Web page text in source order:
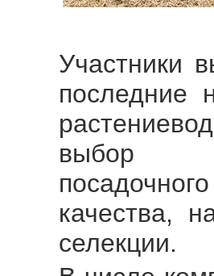
Участники
последние
выбор
качества,
селекции.